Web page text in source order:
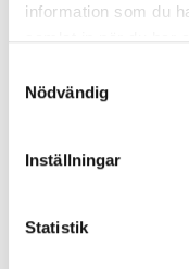
information som du
Nödvändig
Inställningar
Statistik